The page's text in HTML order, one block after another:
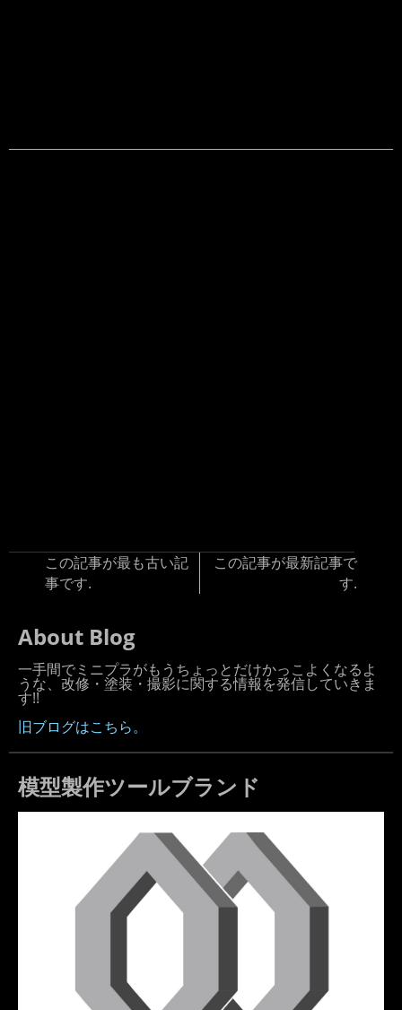
この記事が最も古い記
事です.
この記事が最新記事で
す.
About Blog
一手間でミニプラがもうちょっとだけかっこよくなるよ
うな、改修・塗装・撮影に関する情報を発信していきま
す!!
旧ブログはこちら。
模型製作ツールブランド